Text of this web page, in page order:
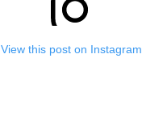
View this post on Instagram